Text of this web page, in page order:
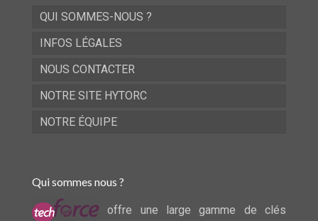
QUI SOMMES-NOUS ?
INFOS LÉGALES
NOUS CONTACTER
NOTRE SITE HYTORC
NOTRE ÉQUIPE
Qui sommes nous ?
offre une large gamme de clés